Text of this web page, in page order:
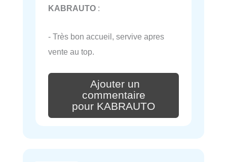
KABRAUTO :
- Très bon accueil, servive apres
vente au top.
Ajouter un
commentaire
pour KABRAUTO